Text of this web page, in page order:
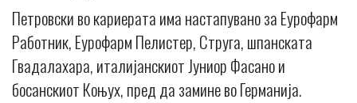
Петровски во кариерата има настапувано за Еурофарм
Работник, Еурофарм Пелистер, Струга, шпанската
Гвадалахара, италијанскиот Јуниор Фасано и
босанскиот Коњух, пред да замине во Германија.